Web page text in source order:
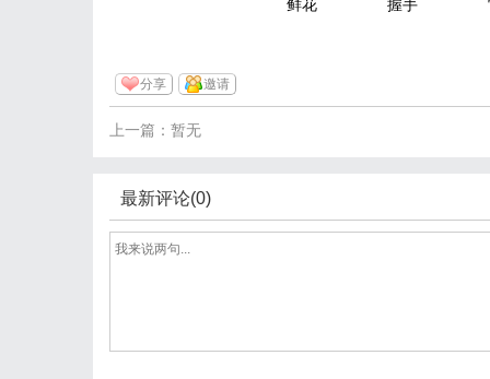
鲜花 握手
分享 邀请
上一篇：暂无
最新评论(0)